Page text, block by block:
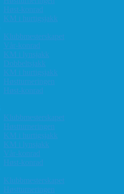
Høst-konrad
KM i hurtigsjakk
Klubbmesterskapet
Vår-konrad
KM i lynsjakk
Dobbeltsjakk
KM i hurtigsjakk
Høstturneringen
Høst-konrad
Klubbmesterskapet
Høstturneringen
KM i hurtigsjakk
KM i lynsjakk
Vår-konrad
Høst-konrad
Klubbmesterskapet
Høstturneringen